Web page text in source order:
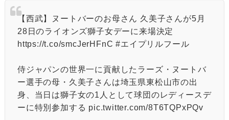
【西武】ヌートバーのお母さん 久美子さんが5月
28日のライオンズ獅子女デーに来場決定
https://t.co/smcJerHFnC #エイプリルフール
侍ジャパンの世界一に貢献したラーズ・ヌートバ
ー選手の母・久美子さんは埼玉県東松山市の出
身、当日は獅子女の1人として球団のレディースデ
ーに特別参加する pic.twitter.com/8T6TQPxPQv